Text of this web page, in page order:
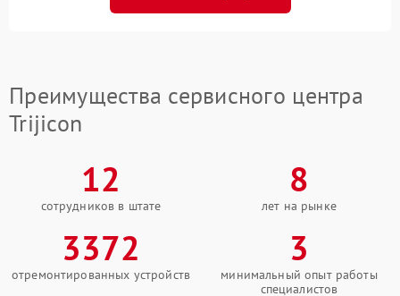
Преимущества сервисного центра
Trijicon
12
сотрудников в штате
8
лет на рынке
3372
отремонтированных устройств
3
минимальный опыт работы
специалистов